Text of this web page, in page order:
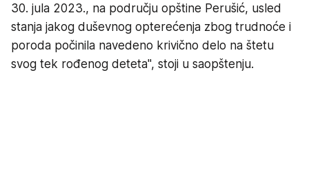
30. jula 2023., na području opštine Perušić, usled
stanja jakog duševnog opterećenja zbog trudnoće i
poroda počinila navedeno krivično delo na štetu
svog tek rođenog deteta", stoji u saopštenju.